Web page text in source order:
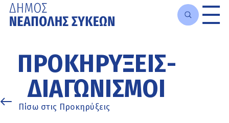
κυρίως
περιεχόμενο
ΠΡΟΚΗΡΎΞΕΙΣ-
ΔΙΑΓΩΝΙΣΜΟΊ
Πίσω στις Προκηρύξεις